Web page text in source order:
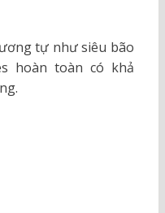
tự như siêu bão
hoàn toàn có khả